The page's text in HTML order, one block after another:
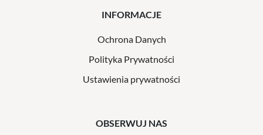
INFORMACJE
Ochrona Danych
Polityka Prywatności
Ustawienia prywatności
OBSERWUJ NAS